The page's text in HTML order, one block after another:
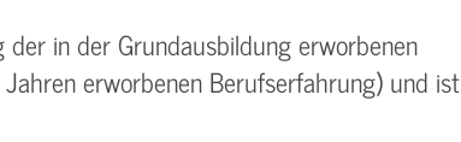
in der Grundausbildung erworbenen
erworbenen Berufserfahrung) und ist